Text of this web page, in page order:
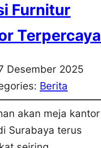
Furnitur
Terpercaya
Desember 2025
Berita
akan meja kantor
Surabaya terus